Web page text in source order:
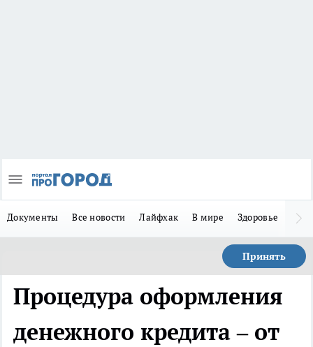
Документы Все новости Лайфхак В мире Здоровье
Принять
Процедура оформления
денежного кредита – от